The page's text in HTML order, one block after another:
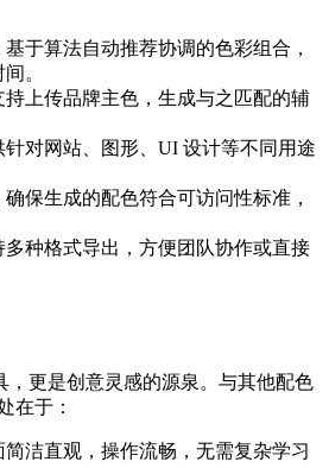
基于算法自动推荐协调的色彩组合，
。
持上传品牌主色，生成与之匹配的辅
针对网站、图形、UI 设计等不同用途
确保生成的配色符合可访问性标准，
多种格式导出，方便团队协作或直接
，更是创意灵感的源泉。与其他配色
在于：
简洁直观，操作流畅，无需复杂学习